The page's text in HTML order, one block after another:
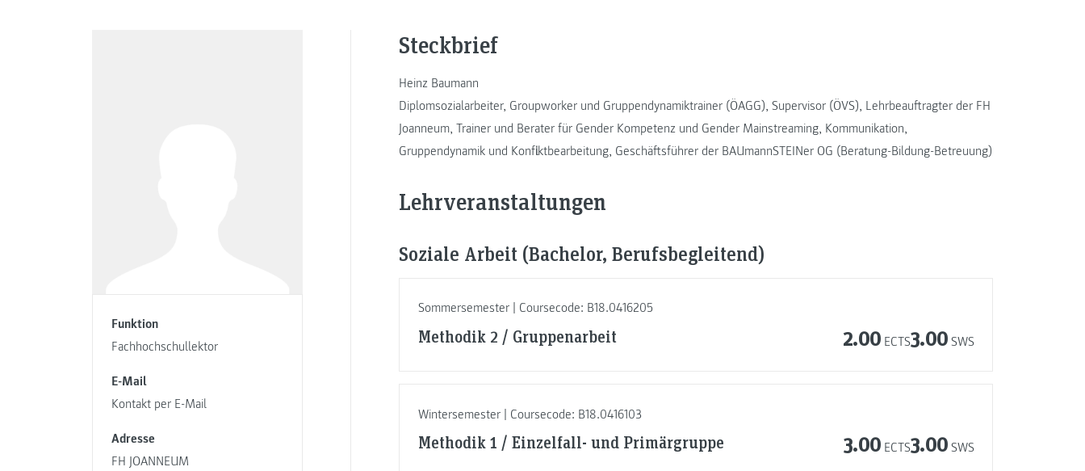
Funktion
Fachhochschullektor
E-Mail
Kontakt per E-Mail
Adresse
FH JOANNEUM
Steckbrief
Heinz Baumann
Diplomsozialarbeiter, Groupworker und Gruppendynamiktrainer (ÖAGG), Supervisor (ÖVS), Lehrbeauftragter der FH
Joanneum, Trainer und Berater für Gender Kompetenz und Gender Mainstreaming, Kommunikation,
Gruppendynamik und Konfliktbearbeitung, Geschäftsführer der BAUmannSTEINer OG (Beratung-Bildung-Betreuung)
Lehrveranstaltungen
Soziale Arbeit (Bachelor, Berufsbegleitend)
Sommersemester | Coursecode: B18.0416205
Methodik 2 / Gruppenarbeit 2.00 ECTS3.00 SWS
Wintersemester | Coursecode: B18.0416103
Methodik 1 / Einzelfall- und Primärgruppe 3.00 ECTS3.00 SWS